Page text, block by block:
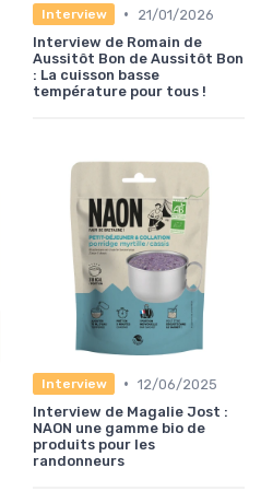
Interview •
21/01/2026
Interview de Romain de
Aussitôt Bon de Aussitôt Bon
: La cuisson basse
température pour tous !
Interview • 12/06/2025
Interview de Magalie Jost :
NAON une gamme bio de
produits pour les
randonneurs